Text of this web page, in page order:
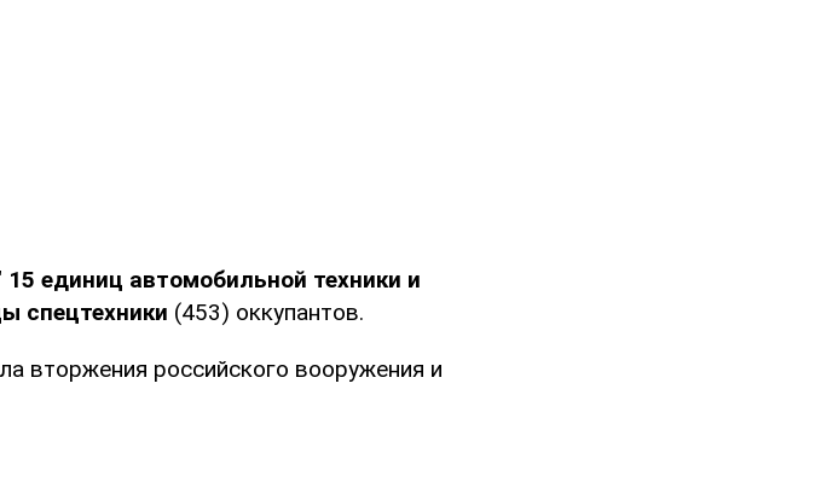
15 единиц автомобильной техники и
спецтехники (453) оккупантов.
вторжения российского вооружения и